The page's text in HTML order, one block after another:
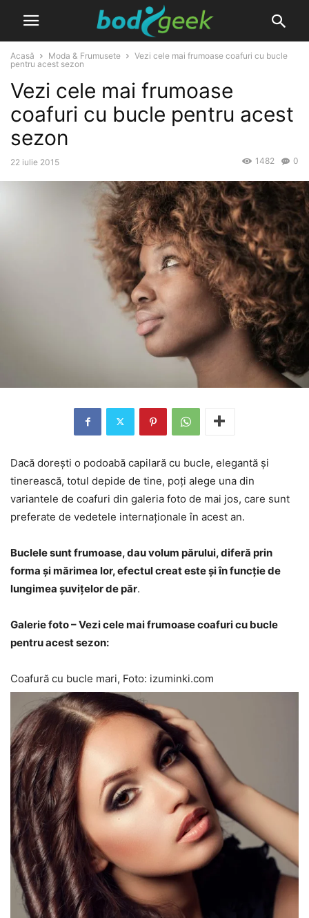
Acasă Moda & Frumusete
Vezi cele mai frumoase coafuri cu bucle
pentru acest sezon
Vezi cele mai frumoase
coafuri cu bucle pentru acest
sezon
22 iulie 2015 0
1482
Dacă dorești o podoabă capilară cu bucle, elegantă și
tinerească, totul depide de tine, poți alege una din
variantele de coafuri din galeria foto de mai jos, care sunt
preferate de vedetele internaționale în acest an.
Buclele sunt frumoase, dau volum părului, diferă prin
forma și mărimea lor, efectul creat este și în funcție de
lungimea șuvițelor de păr.
Galerie foto – Vezi cele mai frumoase coafuri cu bucle
pentru acest sezon:
Coafură cu bucle mari, Foto: izuminki.com